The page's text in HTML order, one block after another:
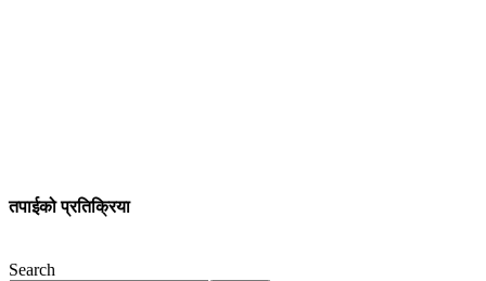
तपाईको प्रतिक्रिया
Search